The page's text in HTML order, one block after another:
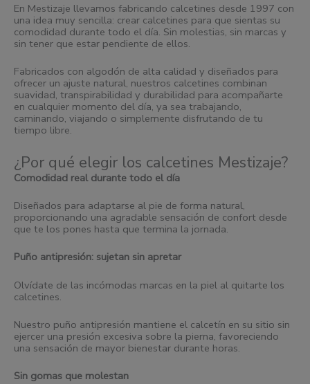
En Mestizaje llevamos fabricando calcetines desde 1997 con
una idea muy sencilla: crear calcetines para que sientas su
comodidad durante todo el día. Sin molestias, sin marcas y
sin tener que estar pendiente de ellos.
Fabricados con algodón de alta calidad y diseñados para
ofrecer un ajuste natural, nuestros calcetines combinan
suavidad, transpirabilidad y durabilidad para acompañarte
en cualquier momento del día, ya sea trabajando,
caminando, viajando o simplemente disfrutando de tu
tiempo libre.
¿Por qué elegir los calcetines Mestizaje?
Comodidad real durante todo el día
Diseñados para adaptarse al pie de forma natural,
proporcionando una agradable sensación de confort desde
que te los pones hasta que termina la jornada.
Puño antipresión: sujetan sin apretar
Olvídate de las incómodas marcas en la piel al quitarte los
calcetines.
Nuestro puño antipresión mantiene el calcetín en su sitio sin
ejercer una presión excesiva sobre la pierna, favoreciendo
una sensación de mayor bienestar durante horas.
Sin gomas que molestan